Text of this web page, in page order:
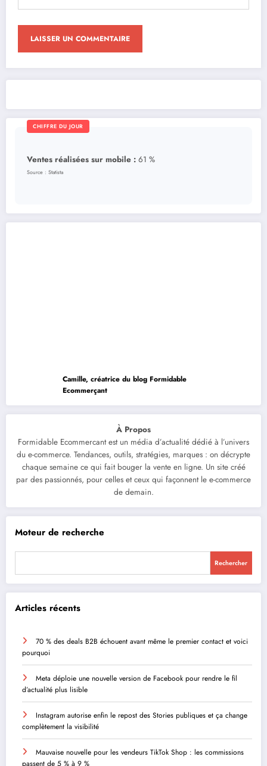
CHIFFRE DU JOUR
Ventes réalisées sur mobile : 61 %
Source : Statista
Camille, créatrice du blog Formidable
Ecommerçant
À Propos
Formidable Ecommercant est un média d’actualité dédié à l’univers
du e-commerce. Tendances, outils, stratégies, marques : on décrypte
chaque semaine ce qui fait bouger la vente en ligne. Un site créé
par des passionnés, pour celles et ceux qui façonnent le e-commerce
de demain.
Moteur de recherche
Rechercher
Articles récents
70 % des deals B2B échouent avant même le premier contact et voici
pourquoi
Meta déploie une nouvelle version de Facebook pour rendre le fil
d’actualité plus lisible
Instagram autorise enfin le repost des Stories publiques et ça change
complètement la visibilité
Mauvaise nouvelle pour les vendeurs TikTok Shop : les commissions
passent de 5 % à 9 %